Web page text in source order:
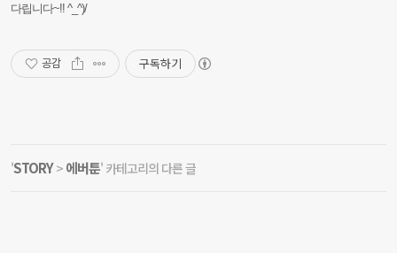
다립니다~!! ^_^)/
공감 구독하기
'STORY> 에버툰' 카테고리의 다른 글